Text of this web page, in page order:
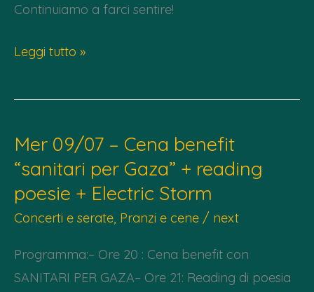
Continuiamo a farci sentire!
Da
06/10
ven
10/10
in
Pz
–
Radio
Leggi tutto »
Mer 09/07 – Cena benefit
“sanitari per Gaza” + reading
poesie + Electric Storm
Concerti e serate, Pranzi e cene / next
Programma:– Ore 20 : Cena benefit con
SANITARI PER GAZA– Ore 21: Reading di poesia